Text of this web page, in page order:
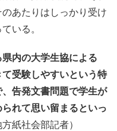
あたりはしっかり受け
いる。
県内の大学生協による
受験しやすいという特
告発文書問題で学生が
れて思い留まるといっ
方紙社会部記者）